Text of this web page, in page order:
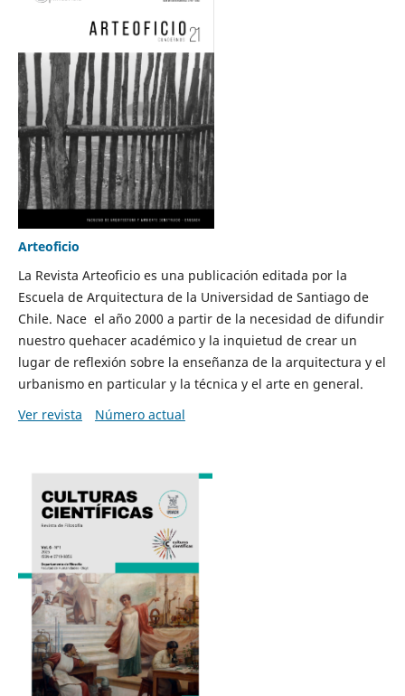
Arteoficio
La Revista Arteoficio es una publicación editada por la
Escuela de Arquitectura de la Universidad de Santiago de
Chile. Nace el año 2000 a partir de la necesidad de difundir
nuestro quehacer académico y la inquietud de crear un
lugar de reflexión sobre la enseñanza de la arquitectura y el
urbanismo en particular y la técnica y el arte en general.
Ver revista
Número actual